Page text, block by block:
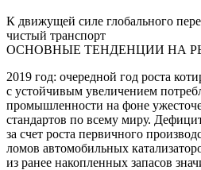
К движущей силе глобального
чистый транспорт
ОСНОВНЫЕ ТЕНДЕНЦИИ НА
2019 год: очередной год роста
с устойчивым увеличением
промышленности на фоне
стандартов по всему миру.
за счет роста первичного
ломов автомобильных
из ранее накопленных запасов